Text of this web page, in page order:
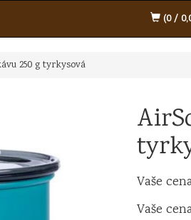
(0 /
250 g tyrkysová
Vaše
Vaše